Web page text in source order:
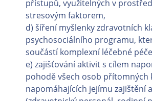
přístupů, využitelných v
stresovým faktorem,
d) šíření myšlenky zdravotních
psychosociálního programu,
součástí komplexní léčebné
e) zajišťování aktivit s cílem
pohodě všech osob přítomných
napomáhajících jejímu zajištění